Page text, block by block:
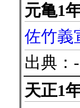
元亀1
佐竹義
出典：-
天正1